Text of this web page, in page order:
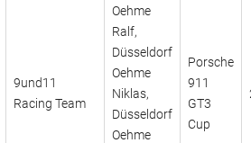
9und11
Racing Team
Oehme
Ralf,
Düsseldorf
Oehme
Niklas,
Düsseldorf
Oehme
Porsche
911
GT3
Cup